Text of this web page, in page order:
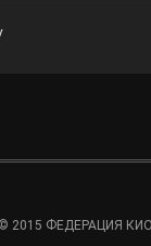
© 2015 ФЕДЕРАЦИЯ